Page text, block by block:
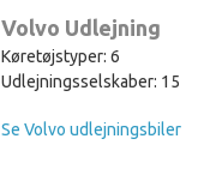
Volvo Udlejning
Køretøjstyper: 6
Udlejningsselskaber: 15
Se Volvo udlejningsbiler